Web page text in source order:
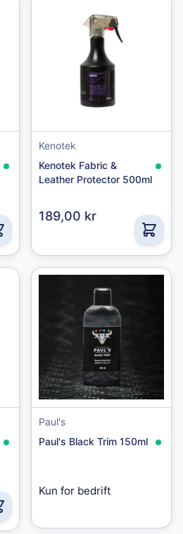
Kenotek
Kenotek Fabric &
Leather Protector 500ml
189,00 kr
Paul's
Paul's Black Trim 150ml
Kun for bedrift